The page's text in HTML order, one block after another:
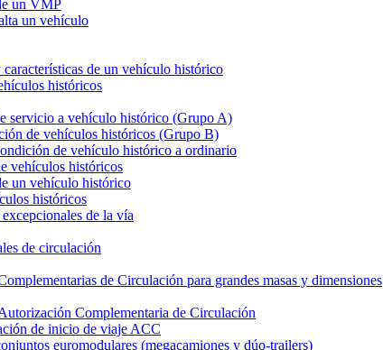
un VMP
un vehículo
de un vehículo histórico
históricos
servicio a vehículo histórico (Grupo A)
de vehículos históricos (Grupo B)
de vehículo histórico a ordinario
vehículos históricos
un vehículo histórico
históricos
de la vía
de circulación
de Circulación para grandes masas y dimensiones
Complementaria de Circulación
de inicio de viaje ACC
euromodulares (megacamiones y dúo-trailers)